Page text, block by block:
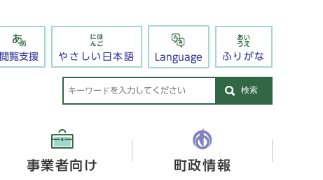
閲覧支援 やさしい日本語 Language ふりがな
検索
事業者向け 町政情報